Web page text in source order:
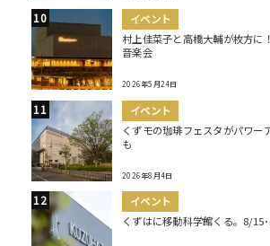
イベント
村上佳菜子と高橋大輔が枚方に
音楽会
2026年5月24日
イベント
くずモの珈琲フェスタがパワー
も
2026年8月4日
イベント
くずはに移動科学館くる。8/15